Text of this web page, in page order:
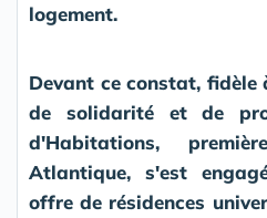
logement.
Devant ce constat, fidèle
de solidarité et de
d'Habitations,
Atlantique, s'est
offre de résidences